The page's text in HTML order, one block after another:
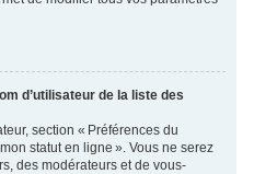
d’utilisateur de la liste des
section « Préférences du
statut en ligne ». Vous ne serez
des modérateurs et de vous-